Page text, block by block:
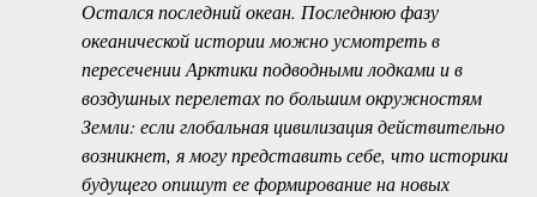
Остался последний океан. Последнюю фазу
океанической истории можно усмотреть в
пересечении Арктики подводными лодками и в
воздушных перелетах по большим окружностям
Земли: если глобальная цивилизация действительно
возникнет, я могу представить себе, что историки
будущего опишут ее формирование на новых